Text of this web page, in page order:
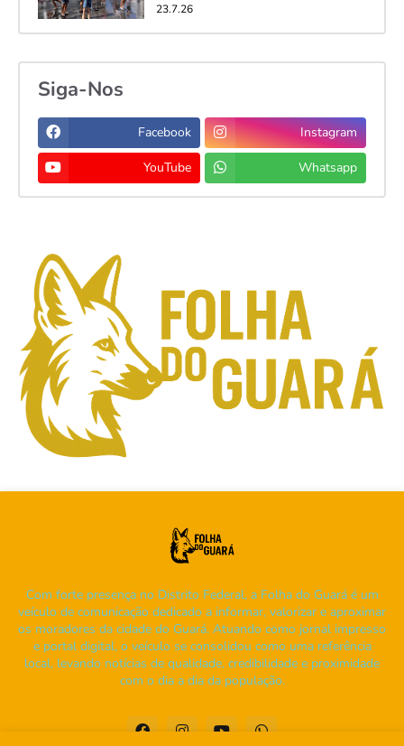
23.7.26
Siga-Nos
Facebook Instagram
YouTube Whatsapp
Com forte presença no Distrito Federal, a Folha do Guará é um
veículo de comunicação dedicado a informar, valorizar e aproximar
os moradores da cidade do Guará. Atuando como jornal impresso
e portal digital, o veículo se consolidou como uma referência
local, levando notícias de qualidade, credibilidade e proximidade
com o dia a dia da população.